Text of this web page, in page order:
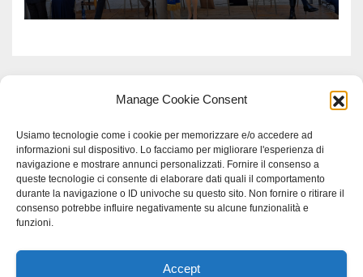
Manage Cookie Consent
Usiamo tecnologie come i cookie per memorizzare e/o accedere ad
informazioni sul dispositivo. Lo facciamo per migliorare l'esperienza di
navigazione e mostrare annunci personalizzati. Fornire il consenso a
queste tecnologie ci consente di elaborare dati quali il comportamento
durante la navigazione o ID univoche su questo sito. Non fornire o ritirare il
consenso potrebbe influire negativamente su alcune funzionalità e
funzioni.
Accept
Proudly powered by WordPress|Tema: Newspaperex di